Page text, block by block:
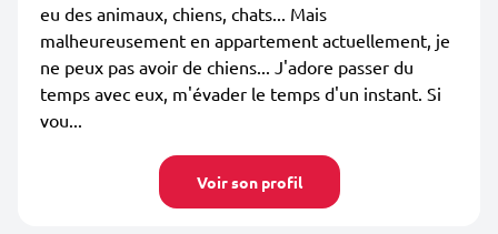
eu des animaux, chiens, chats... Mais
malheureusement en appartement actuellement, je
ne peux pas avoir de chiens... J'adore passer du
temps avec eux, m'évader le temps d'un instant. Si
vou...
Voir son profil